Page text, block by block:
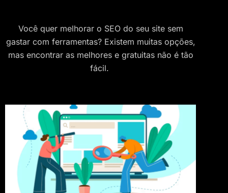
Você quer melhorar o SEO do seu site sem
gastar com ferramentas? Existem muitas opções,
mas encontrar as melhores e gratuitas não é tão
fácil.